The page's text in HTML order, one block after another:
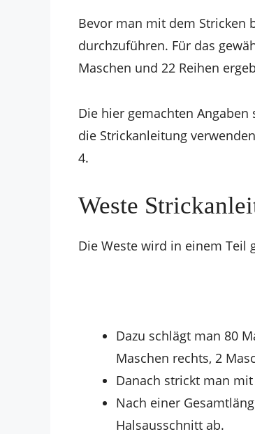
Bevor man mit dem Stricken
durchzuführen. Für das
Maschen und 22 Reihen
Die hier gemachten
die Strickanleitung
4.
Weste
Die Weste wird in einem Teil
Dazu schlägt man 80
Maschen rechts, 2
Danach strickt man
Nach einer
Halsausschnitt ab.